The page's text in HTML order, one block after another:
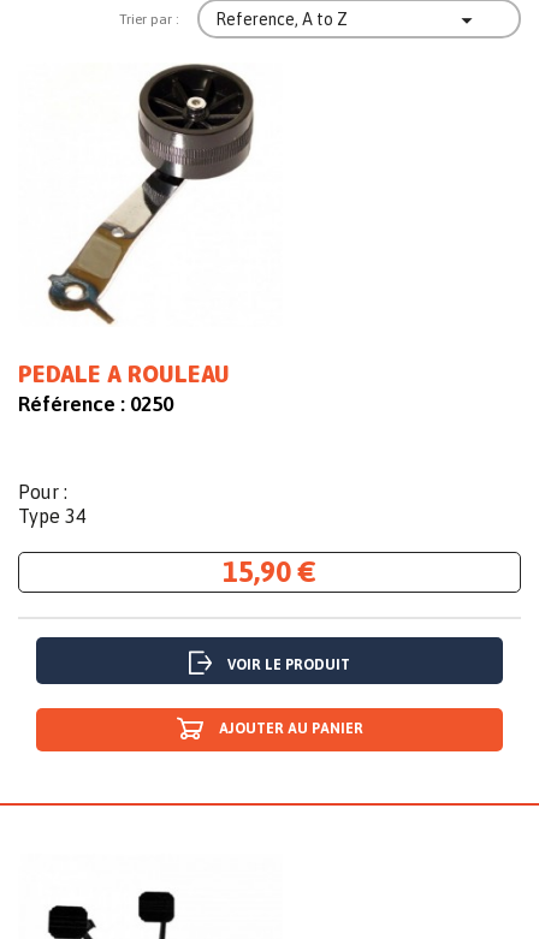
Trier par : Reference, A to Z 
PEDALE A ROULEAU
Référence : 0250
Pour :
Type 34
15,90 €
VOIR LE PRODUIT
AJOUTER AU PANIER